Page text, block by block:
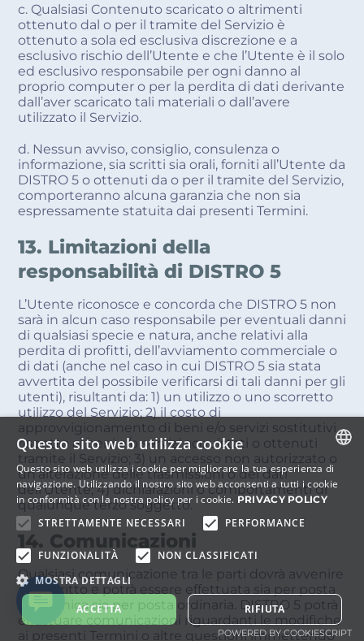
c. Qualsiasi Contenuto scaricato o altrimenti
ottenuto dal o per il tramite del Servizio è
ottenuto a sola ed esclusiva discrezione e a
esclusivo rischio dell’Utente e che l’Utente è il solo
ed esclusivo responsabile per ogni danno al
proprio computer o per la perdita di dati derivante
dall’aver scaricato tali materiali o dall’avere
utilizzato il Servizio.
d. Nessun avviso, consiglio, consulenza o
informazione, sia scritti sia orali, forniti all’Utente da
DISTRO 5 o ottenuti da o per il tramite del Servizio,
comporteranno alcuna garanzia che non sia
espressamente statuita dai presenti Termini.
13. Limitazioni della
responsabilità di DISTRO 5
L’Utente riconosce e concorda che DISTRO 5 non
sarà in alcun caso responsabile per eventuali danni
di qualsiasi specie e natura, anche relativi alla
perdita di profitti, dell’avviamento commerciale o
di dati (anche nel caso in cui DISTRO 5 sia stata
avvertita del possibile verificarsi di tali danni per gli
utenti), risultanti da: 1) un utilizzo o uno scorretto
utilizzo del Servizio; 2) il costo di
approvvigionamento di beni e/o servizi sostitutivi
rispetto ai beni e/o servizi acquistati o ottenuti
tramite il Servizio; 3) un accesso non autorizzato o
un’alterazione delle trasmissioni o dei dati
dell’Utente; 4) dichiarazioni o comportamenti di
qualunque terzo soggetto.
14. Comunicazioni
Qualsiasi comunicazione tra le parti dovrà avvenire
per iscritto e potrà essere effettuata sia per posta
elettronica sia per posta ordinaria. DISTRO 5 potrà
effettuare comunicazioni riguardanti le modifiche
ai presenti Termini o altre questioni immettendo
ITALIAN
ENGLISH
Questo sito web utilizza cookie
Questo sito web utilizza i cookie per migliorare la tua esperienza di
navigazione. Utilizzando il nostro sito web acconsenti a tutti i cookie
in conformità con la nostra policy per i cookie. PRIVACY POLICY
STRETTAMENTE NECESSARI PERFORMANCE
FUNZIONALITÀ
NON CLASSIFICATI
MOSTRA DETTAGLI
ACCETTA RIFIUTA
POWERED BY COOKIESCRIPT